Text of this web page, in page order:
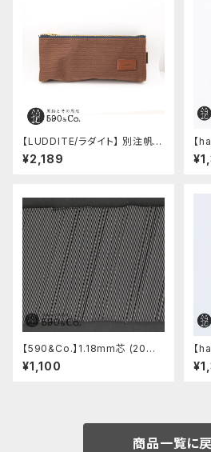
【LUDDITE/ラダイト】 別注帆布
ベンディペンケース (コーヒー)
¥2,189
【
カ
【590&Co.】1.18mm芯 (20本
入り)
¥1,100
【
カ
商品一覧に